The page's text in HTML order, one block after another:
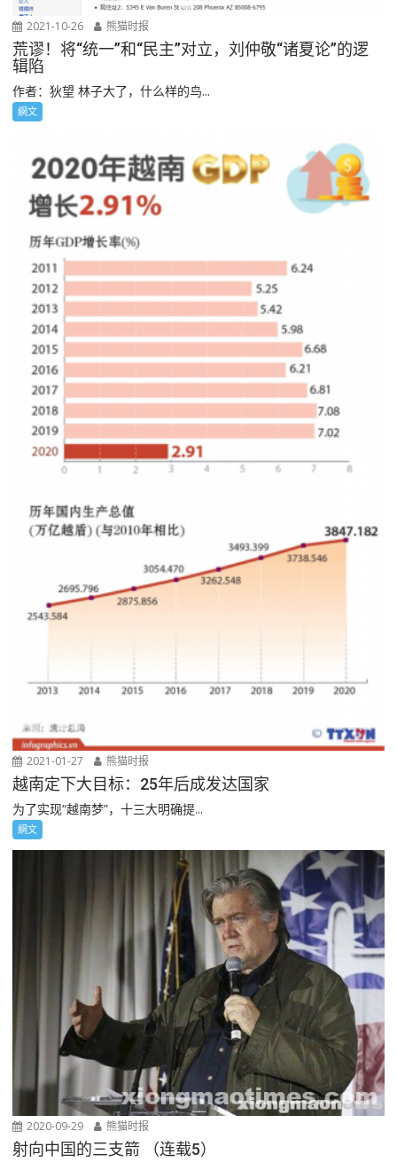
2021-10-26 熊猫时报
荒谬！将“统一”和“民主”对立，刘仲敬“诸夏论”的逻
辑陷
作者：狄望 林子大了，什么样的鸟...
網文
2021-01-27 熊猫时报
越南定下大目标：25年后成发达国家
为了实现“越南梦”，十三大明确提...
網文
2020-09-29 熊猫时报
射向中国的三支箭 （连载5）